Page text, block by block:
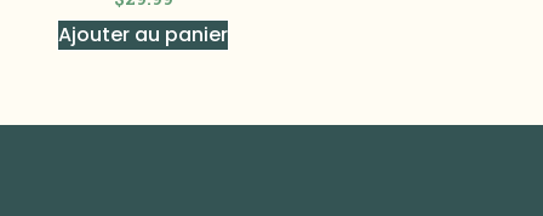
Ajouter au panier